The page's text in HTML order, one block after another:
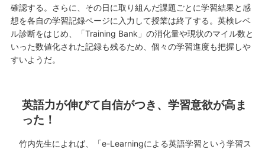
確認する。さらに、その日に取り組んだ課題ごとに学習結果と感
想を各自の学習記録ページに入力して授業は終了する。英検レベ
ル診断をはじめ、「Training Bank」の消化量や現状のマイル数と
いった数値化された記録も残るため、個々の学習進度も把握しや
すいようだ。
英語力が伸びて自信がつき、学習意欲が高ま
った！
竹内先生によれば、「e-Learningによる英語学習という学習ス